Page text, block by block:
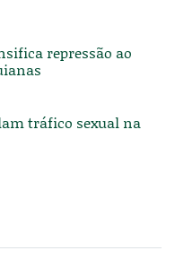
repressão ao
tráfico sexual na